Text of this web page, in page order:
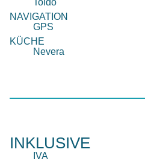
Toldo
NAVIGATION
GPS
KÜCHE
Nevera
INKLUSIVE
IVA